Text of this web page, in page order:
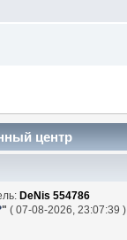
центр
DeNis 554786
" ( 07-08-2026, 23:07:39 )